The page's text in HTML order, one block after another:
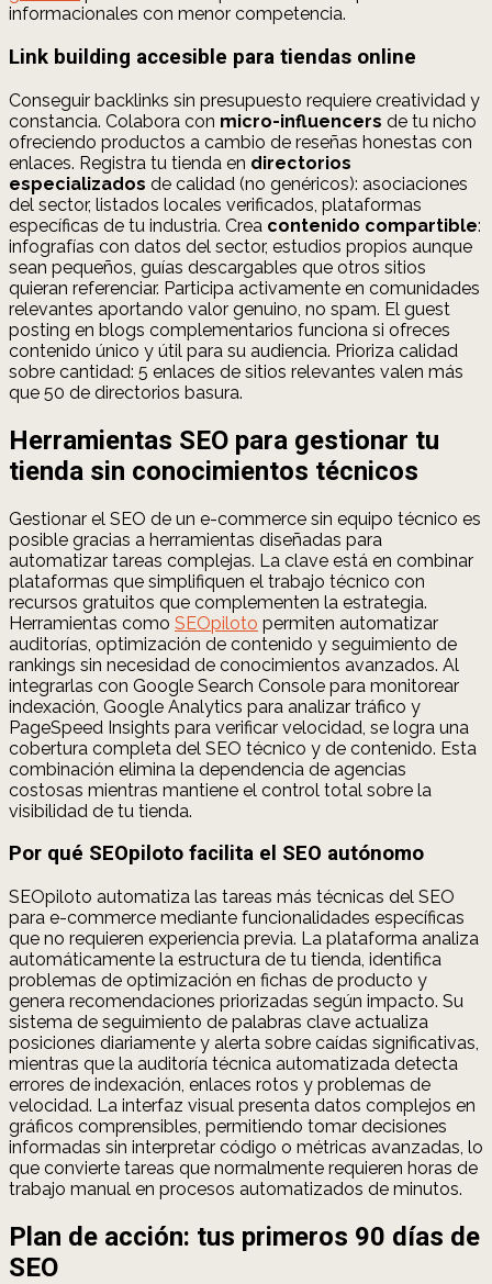
informacionales con menor competencia.
Link building accesible para tiendas online
Conseguir backlinks sin presupuesto requiere creatividad y
constancia. Colabora con micro-influencers de tu nicho
ofreciendo productos a cambio de reseñas honestas con
enlaces. Registra tu tienda en directorios
especializados de calidad (no genéricos): asociaciones
del sector, listados locales verificados, plataformas
específicas de tu industria. Crea contenido compartible:
infografías con datos del sector, estudios propios aunque
sean pequeños, guías descargables que otros sitios
quieran referenciar. Participa activamente en comunidades
relevantes aportando valor genuino, no spam. El guest
posting en blogs complementarios funciona si ofreces
contenido único y útil para su audiencia. Prioriza calidad
sobre cantidad: 5 enlaces de sitios relevantes valen más
que 50 de directorios basura.
Herramientas SEO para gestionar tu
tienda sin conocimientos técnicos
Gestionar el SEO de un e-commerce sin equipo técnico es
posible gracias a herramientas diseñadas para
automatizar tareas complejas. La clave está en combinar
plataformas que simplifiquen el trabajo técnico con
recursos gratuitos que complementen la estrategia.
Herramientas como SEOpiloto permiten automatizar
auditorías, optimización de contenido y seguimiento de
rankings sin necesidad de conocimientos avanzados. Al
integrarlas con Google Search Console para monitorear
indexación, Google Analytics para analizar tráfico y
PageSpeed Insights para verificar velocidad, se logra una
cobertura completa del SEO técnico y de contenido. Esta
combinación elimina la dependencia de agencias
costosas mientras mantiene el control total sobre la
visibilidad de tu tienda.
Por qué SEOpiloto facilita el SEO autónomo
SEOpiloto automatiza las tareas más técnicas del SEO
para e-commerce mediante funcionalidades específicas
que no requieren experiencia previa. La plataforma analiza
automáticamente la estructura de tu tienda, identifica
problemas de optimización en fichas de producto y
genera recomendaciones priorizadas según impacto. Su
sistema de seguimiento de palabras clave actualiza
posiciones diariamente y alerta sobre caídas significativas,
mientras que la auditoría técnica automatizada detecta
errores de indexación, enlaces rotos y problemas de
velocidad. La interfaz visual presenta datos complejos en
gráficos comprensibles, permitiendo tomar decisiones
informadas sin interpretar código o métricas avanzadas, lo
que convierte tareas que normalmente requieren horas de
trabajo manual en procesos automatizados de minutos.
Plan de acción: tus primeros 90 días de
SEO